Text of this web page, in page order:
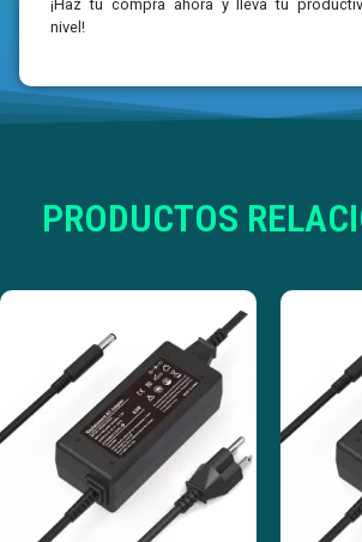
¡Haz tu compra ahora y lleva tu
nivel!
PRODUCTOS